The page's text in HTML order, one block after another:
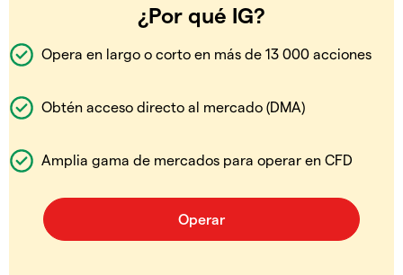
¿Por qué IG?
Opera en largo o corto en más de 13 000 acciones
Obtén acceso directo al mercado (DMA)
Amplia gama de mercados para operar en CFD